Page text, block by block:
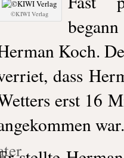
©KIWI Verlag
Koch.
dass
erst 16
war.